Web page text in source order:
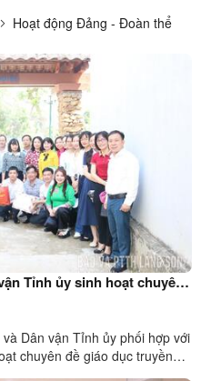
Hoạt động Đảng - Đoàn thể
Tỉnh ủy sinh hoạt chuyên
Dân vận Tỉnh ủy phối hợp với
chuyên đề giáo dục truyền